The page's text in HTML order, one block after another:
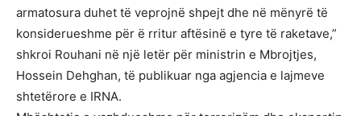
armatosura duhet të veprojnë shpejt dhe në mënyrë të
konsiderueshme për ë rritur aftësinë e tyre të raketave,”
shkroi Rouhani në një letër për ministrin e Mbrojtjes,
Hossein Dehghan, të publikuar nga agjencia e lajmeve
shtetërore e IRNA.